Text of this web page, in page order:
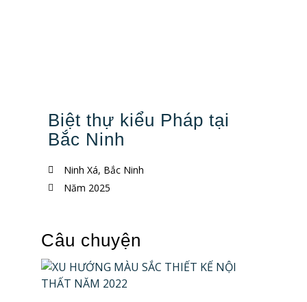
Biệt thự kiểu Pháp tại
Bắc Ninh
Ninh Xá, Bắc Ninh
Năm 2025
Câu chuyện